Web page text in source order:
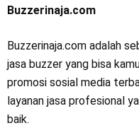
Buzzerinaja.com
Buzzerinaja.com adalah
jasa buzzer yang bisa
promosi sosial media
layanan jasa profesional
baik.